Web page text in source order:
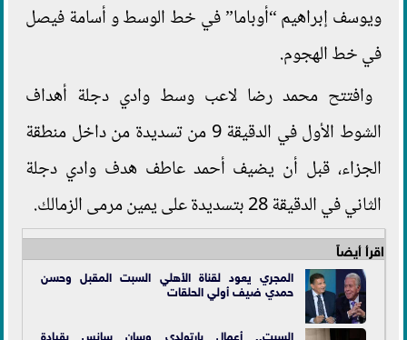
ويوسف إبراهيم “أوباما” في خط الوسط و أسامة فيصل
في خط الهجوم.
وافتتح محمد رضا لاعب وسط وادي دجلة أهداف
الشوط الأول في الدقيقة 9 من تسديدة من داخل منطقة
الجزاء، قبل أن يضيف أحمد عاطف هدف وادي دجلة
الثاني في الدقيقة 28 بتسديدة على يمين مرمى الزمالك.
اقرأ أيضاً
المجري يعود لقناة الأهلي السبت المقبل وحسن
حمدي ضيف أولي الحلقات
السبت.. أعمال بارتولدي وسان سانس بقيادة